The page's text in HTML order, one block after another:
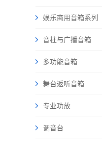
娱乐商用音箱系列
音柱与广播音箱
多功能音箱
舞台返听音箱
专业功放
调音台